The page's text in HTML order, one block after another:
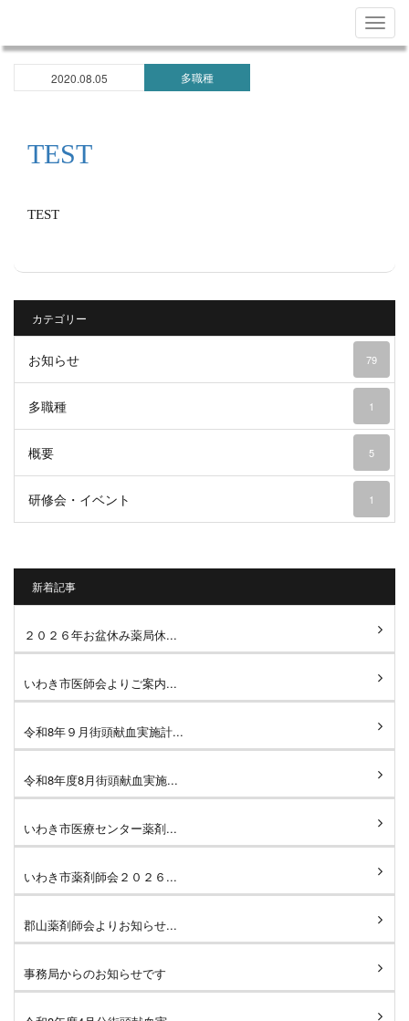
2020.08.05 多職種
TEST
TEST
カテゴリー
お知らせ 79
多職種 1
概要 5
研修会・イベント 1
新着記事
２０２６年お盆休み薬局休...
いわき市医師会よりご案内...
令和8年９月街頭献血実施計...
令和8年度8月街頭献血実施...
いわき市医療センター薬剤...
いわき市薬剤師会２０２６...
郡山薬剤師会よりお知らせ...
事務局からのお知らせです